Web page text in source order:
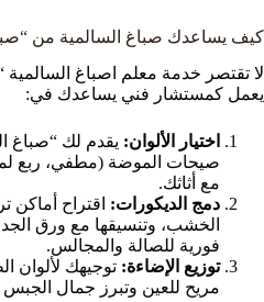
كيف يساعدك صباغ السالمية من
لا تقتصر خدمة معلم اصباغ السالمية
يعمل كمستشار فني يساعدك في:
اختيار الألوان: يقدم لك “صباغ
صيحات الموضة (مطفي، ربع
مع أثاثك.
دمج الديكورات: اقتراح أماكن
الخشب، وتنسيقها مع ورق
فورية للصالة والمجالس.
توزيع الإضاءة: توجيهك لألوان
مريح للعين وتبرز جمال الجبس